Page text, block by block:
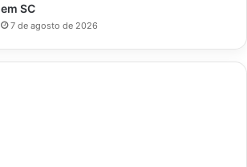
em SC
7 de agosto de 2026